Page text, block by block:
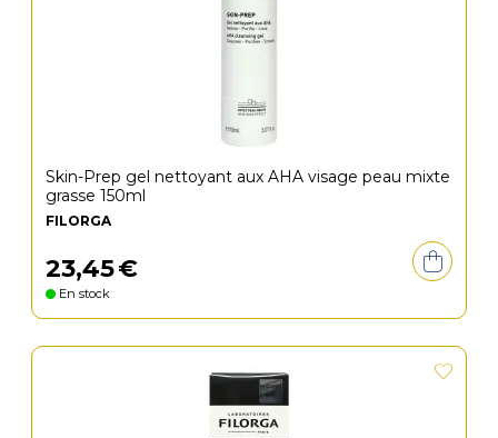
Skin-Prep gel nettoyant aux AHA visage peau mixte
grasse 150ml
FILORGA
23,45€
En stock